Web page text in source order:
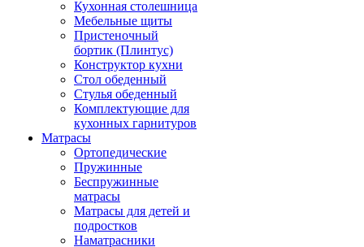
Кухонная столешница
Мебельные щиты
Пристеночный
бортик (Плинтус)
Конструктор кухни
Стол обеденный
Стулья обеденный
Комплектующие для
кухонных гарнитуров
Матраcы
Ортопедические
Пружинные
Беспружинные
матрасы
Матрасы для детей и
подростков
Наматрасники